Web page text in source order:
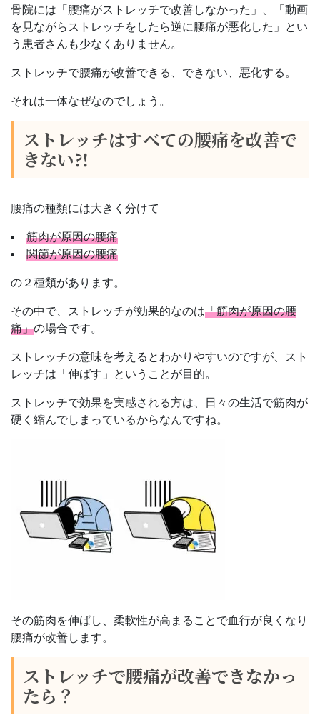
骨院には「腰痛がストレッチで改善しなかった」、「動画
を見ながらストレッチをしたら逆に腰痛が悪化した」とい
う患者さんも少なくありません。
ストレッチで腰痛が改善できる、できない、悪化する。
それは一体なぜなのでしょう。
ストレッチはすべての腰痛を改善で
きない⁈
腰痛の種類には大きく分けて
筋肉が原因の腰痛
関節が原因の腰痛
の２種類があります。
その中で、ストレッチが効果的なのは「筋肉が原因の腰
痛」の場合です。
ストレッチの意味を考えるとわかりやすいのですが、スト
レッチは「伸ばす」ということが目的。
ストレッチで効果を実感される方は、日々の生活で筋肉が
硬く縮んでしまっているからなんですね。
その筋肉を伸ばし、柔軟性が高まることで血行が良くなり
腰痛が改善します。
ストレッチで腰痛が改善できなかっ
たら？